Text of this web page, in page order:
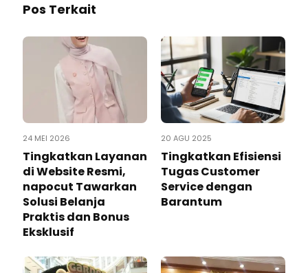
Pos Terkait
24 MEI 2026
Tingkatkan Layanan
di Website Resmi,
napocut Tawarkan
Solusi Belanja
Praktis dan Bonus
Eksklusif
20 AGU 2025
Tingkatkan Efisiensi
Tugas Customer
Service dengan
Barantum